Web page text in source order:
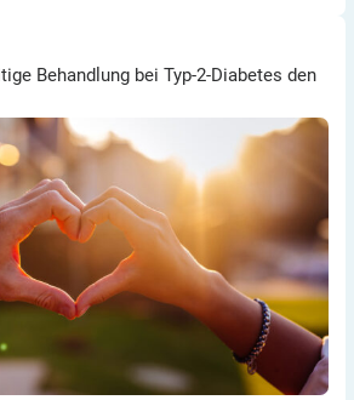
Behandlung bei Typ-2-Diabetes den
Behandlung bei Typ-2-Diabetes den